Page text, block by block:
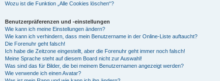
Wozu ist die Funktion „Alle Cookies löschen“?
Benutzerpräferenzen und -einstellungen
Wie kann ich meine Einstellungen ändern?
Wie kann ich verhindern, dass mein Benutzername in der Online-Liste auftaucht?
Die Forenuhr geht falsch!
Ich habe die Zeitzone eingestellt, aber die Forenuhr geht immer noch falsch!
Meine Sprache steht auf diesem Board nicht zur Auswahl!
Was sind das für Bilder, die bei meinem Benutzernamen angezeigt werden?
Wie verwende ich einen Avatar?